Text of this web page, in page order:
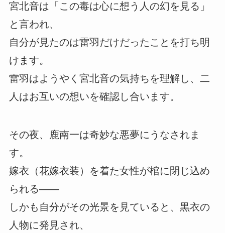
宮北音は「この毒は心に想う人の幻を見る」
と言われ、
自分が見たのは雷羽だけだったことを打ち明
けます。
雷羽はようやく宮北音の気持ちを理解し、二
人はお互いの想いを確認し合います。
その夜、鹿南一は奇妙な悪夢にうなされま
す。
嫁衣（花嫁衣装）を着た女性が棺に閉じ込め
られる――
しかも自分がその光景を見ていると、黒衣の
人物に発見され、